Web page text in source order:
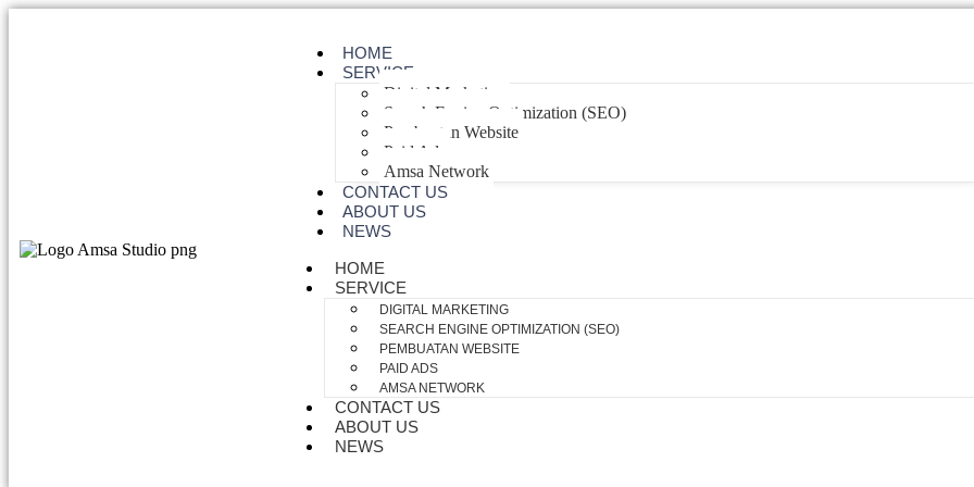
HOME
SERVICE
Digital Marketing
Search Engine Optimization (SEO)
Pembuatan Website
Paid Ads
Amsa Network
CONTACT US
ABOUT US
NEWS
HOME
SERVICE
DIGITAL MARKETING
SEARCH ENGINE OPTIMIZATION (SEO)
PEMBUATAN WEBSITE
PAID ADS
AMSA NETWORK
CONTACT US
ABOUT US
NEWS